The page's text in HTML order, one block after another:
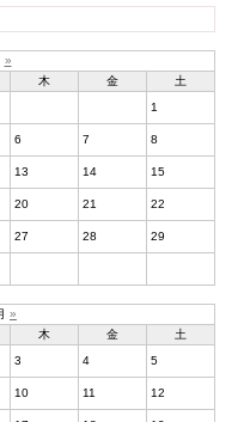
»
木 金
土
1
6 7 8
13 14 15
20 21 22
27 28 29
»
木 金
土
3 4 5
10 11 12